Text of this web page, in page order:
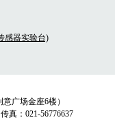
感器实验台)
广场金座6楼）
真：021-56776637